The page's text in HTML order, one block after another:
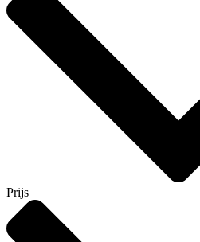
Prijs